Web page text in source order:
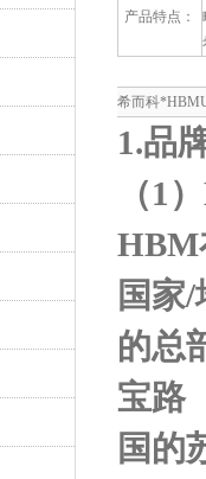
产品特点：
希而科
1.品
（1）
HBM
国家/
的总
宝路
国的